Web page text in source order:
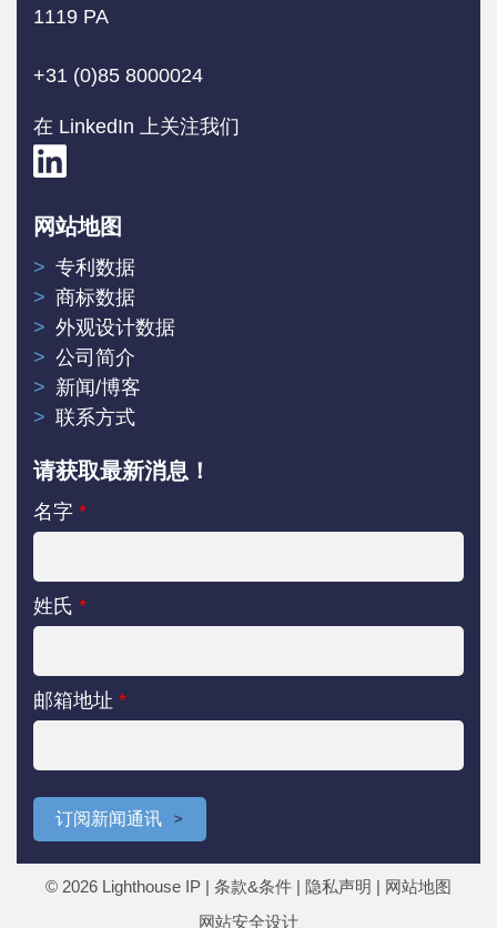
1119 PA
+31 (0)85 8000024
在 LinkedIn 上关注我们
网站地图
专利数据
商标数据
外观设计数据
公司简介
新闻/博客
联系方式
请获取最新消息！
名字 *
姓氏 *
邮箱地址 *
订阅新闻通讯
© 2026 Lighthouse IP | 条款&条件 | 隐私声明 | 网站地图
网站安全设计